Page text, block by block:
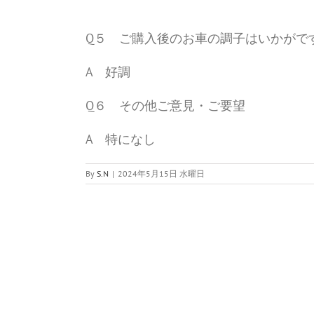
Q５ ご購入後のお車の調子はいかがで
A 好調
Q６ その他ご意見・ご要望
A 特になし
By S.N | 2024年5月15日 水曜日